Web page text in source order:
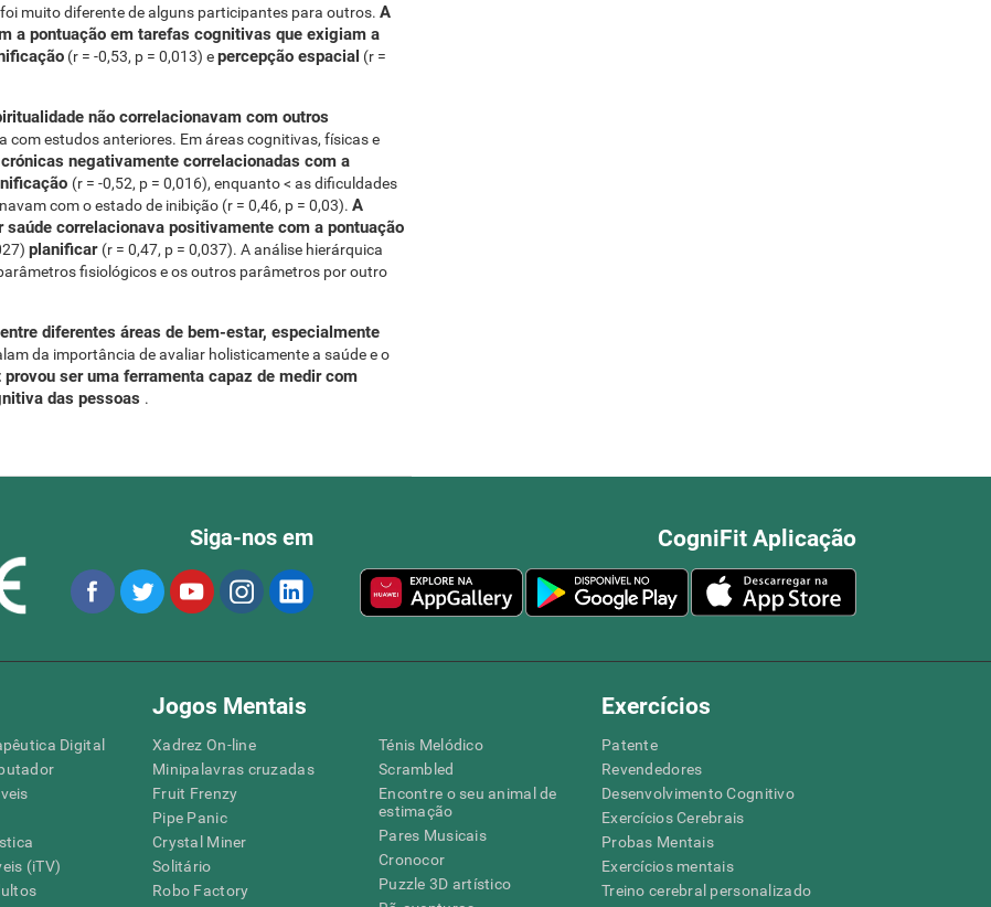
muito diferente de alguns participantes para outros. A
a pontuação em tarefas cognitivas que exigiam a
(r = -0,53, p = 0,013) epercepção espacial (r =
não correlacionavam com outros
com estudos anteriores. Em áreas cognitivas, físicas e
negativamente correlacionadas com a
(r = -0,52, p = 0,016), enquanto < as dificuldades
com o estado de inibição (r = 0,46, p = 0,03). A
correlacionava positivamente com a pontuação
planificar (r = 0,47, p = 0,037). A análise hierárquica
fisiológicos e os outros parâmetros por outro
diferentes áreas de bem-estar, especialmente
da importância de avaliar holisticamente a saúde e o
provou ser uma ferramenta capaz de medir com
das pessoas .
CogniFit Aplicação
Siga-nos em
Digital
(iTV)
Jogos Mentais
Xadrez On-line
Minipalavras cruzadas
Fruit Frenzy
Pipe Panic
Crystal Miner
Solitário
Robo Factory
Ténis Melódico
Scrambled
Encontre o seu animal de
estimação
Pares Musicais
Cronocor
Puzzle 3D artístico
Exercícios
Patente
Revendedores
Desenvolvimento Cognitivo
Exercícios Cerebrais
Probas Mentais
Exercícios mentais
Treino cerebral personalizado